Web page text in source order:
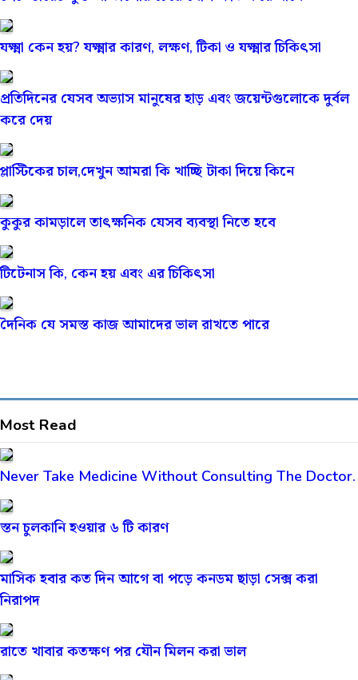
যক্ষ্মা কেন হয়? যক্ষ্মার কারণ, লক্ষণ, টিকা ও যক্ষ্মার চিকিৎসা
প্রতিদিনের যেসব অভ্যাস মানুষের হাড় এবং জয়েন্টগুলোকে দুর্বল
করে দেয়
প্লাস্টিকের চাল,দেখুন আমরা কি খাচ্ছি টাকা দিয়ে কিনে
কুকুর কামড়ালে তাৎক্ষনিক যেসব ব্যবস্থা নিতে হবে
টিটেনাস কি, কেন হয় এবং এর চিকিৎসা
দৈনিক যে সমস্ত কাজ আমাদের ভাল রাখতে পারে
Most Read
Never Take Medicine Without Consulting The Doctor.
স্তন চুলকানি হওয়ার ৬ টি কারণ
মাসিক হবার কত দিন আগে বা পড়ে কনডম ছাড়া সেক্স করা
নিরাপদ
রাতে খাবার কতক্ষণ পর যৌন মিলন করা ভাল